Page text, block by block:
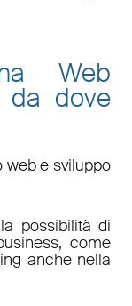
Web
da dove
e sviluppo
possibilità di
come
anche nella